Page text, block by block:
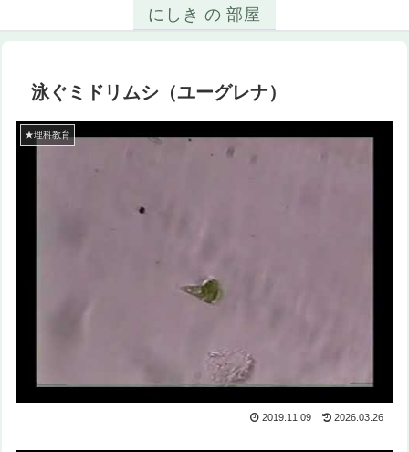
にしき の 部屋
泳ぐミドリムシ（ユーグレナ）
★理科教育
2019.11.09 2026.03.26